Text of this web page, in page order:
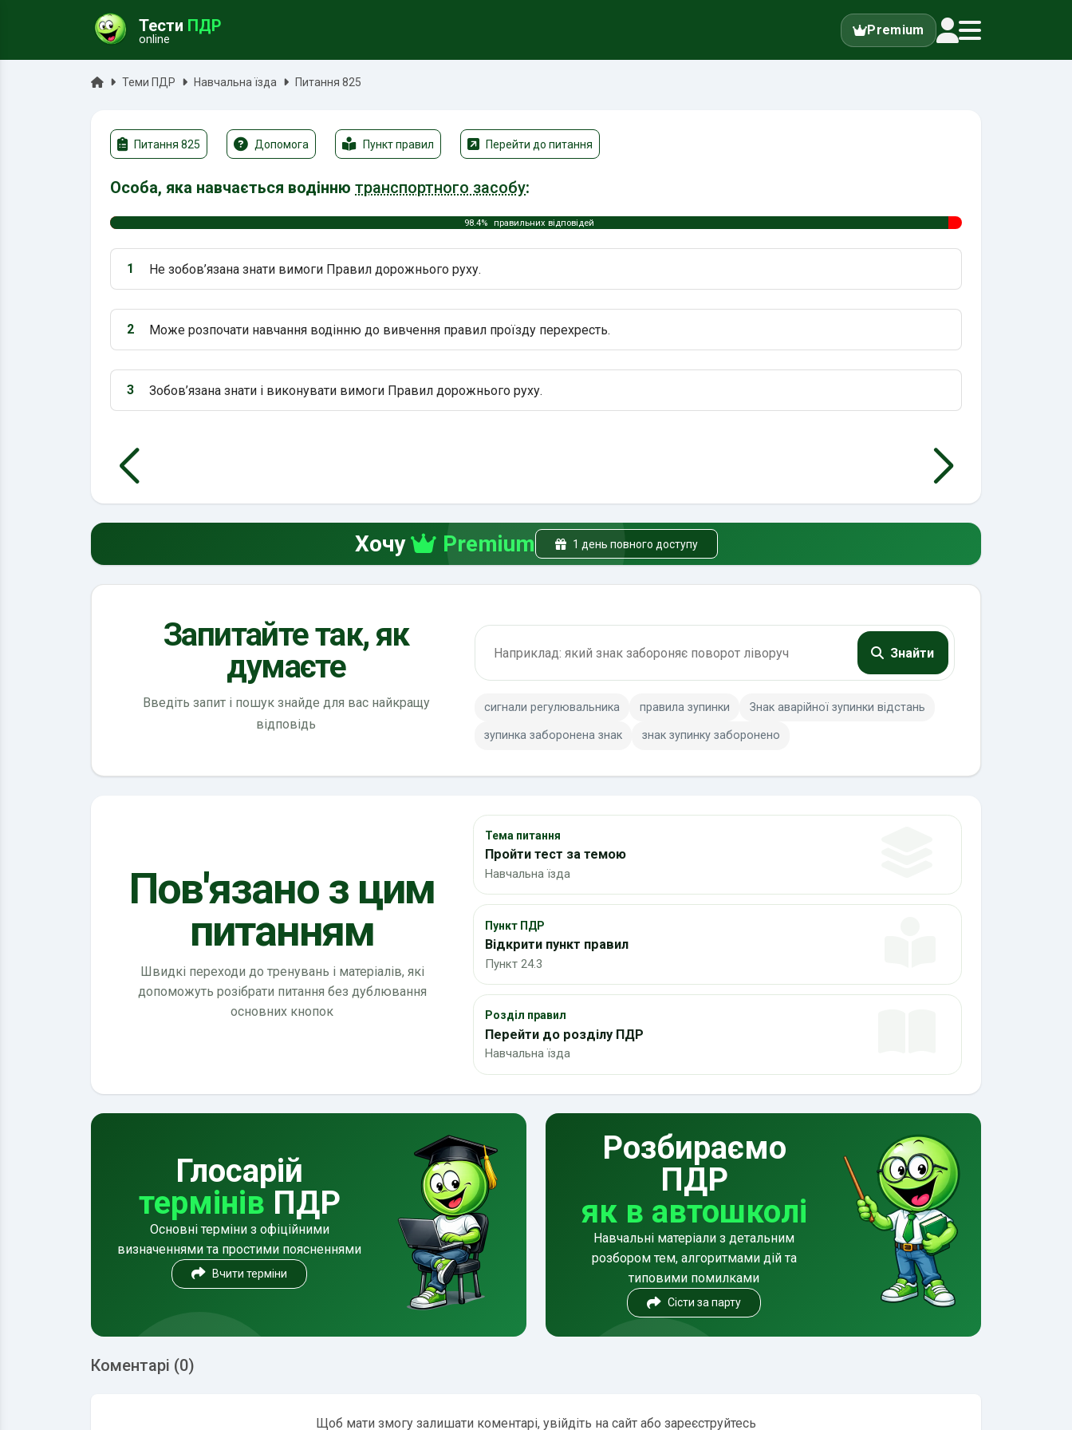
Тести ПДР
online
Premium
ГоловнаТеми ПДР Навчальна їзда Питання 825
Питання 825 Допомога Пункт правил Перейти до питання
Особа, яка навчається водінню транспортного засобу:
98.4% правильних відповідей
Варіант 1:
1 Не зобов’язана знати вимоги Правил дорожнього руху.
Варіант 2:
2 Може розпочати навчання водінню до вивчення правил проїзду перехресть.
Варіант 3:
3 Зобов’язана знати і виконувати вимоги Правил дорожнього руху.
Хочу Premium 1 день повного доступу
Запитайте так, як
думаєте
Введіть запит і пошук знайде для вас найкращу
відповідь
Знайти
сигнали регулювальника правила зупинки Знак аварійної зупинки відстань
зупинка заборонена знак знак зупинку заборонено
Пов'язано з цим
питанням
Швидкі переходи до тренувань і матеріалів, які
допоможуть розібрати питання без дублювання
основних кнопок
Тема питання
Пройти тест за темою
Навчальна їзда
Пункт ПДР
Відкрити пункт правил
Пункт 24.3
Розділ правил
Перейти до розділу ПДР
Навчальна їзда
Глосарій
термінів ПДР
Основні терміни з офіційними
визначеннями та простими поясненнями
Вчити терміни
Розбираємо
ПДР
як в автошколі
Навчальні матеріали з детальним
розбором тем, алгоритмами дій та
типовими помилками
Сісти за парту
Коментарі (0)
Щоб мати змогу залишати коментарі, увійдіть на сайт або зареєструйтесь